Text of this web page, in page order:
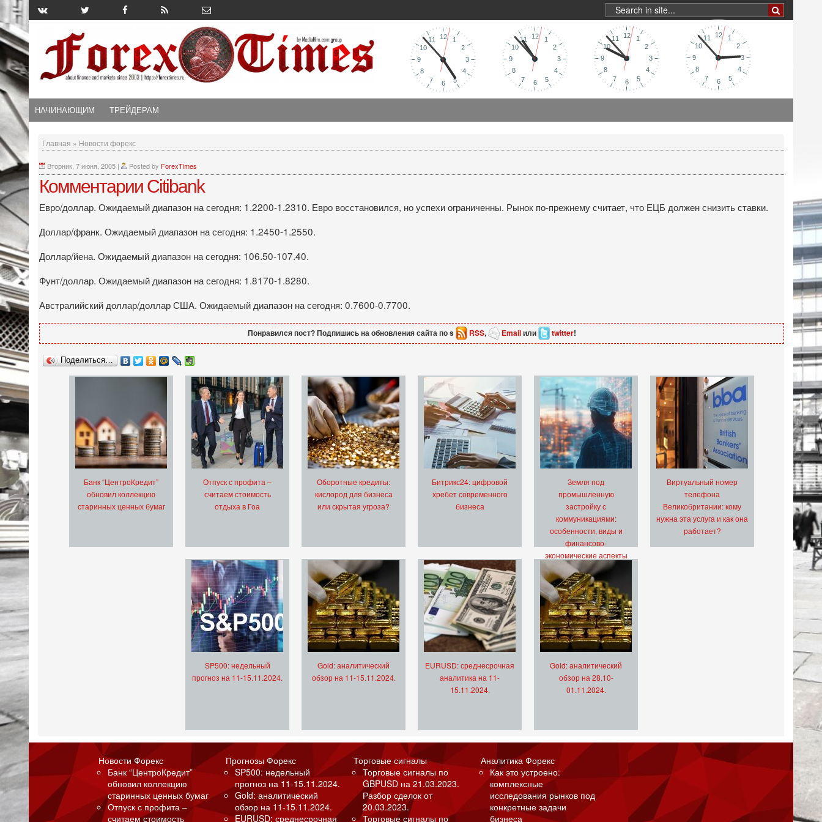
НАЧИНАЮЩИМ ТРЕЙДЕРАМ
Главная » Новости форекс
Вторник, 7 июня, 2005 | Posted by ForexTimes
Комментарии Citibank
Евро/доллар. Ожидаемый диапазон на сегодня: 1.2200-1.2310. Евро восстановился, но успехи ограниченны. Рынок по-прежнему считает, что ЕЦБ должен снизить ставки.
Доллар/франк. Ожидаемый диапазон на сегодня: 1.2450-1.2550.
Доллар/йена. Ожидаемый диапазон на сегодня: 106.50-107.40.
Фунт/доллар. Ожидаемый диапазон на сегодня: 1.8170-1.8280.
Австралийский доллар/доллар США. Ожидаемый диапазон на сегодня: 0.7600-0.7700.
Понравился пост? Подпишись на обновления сайта по s RSS, Emailили twitter!
Поделиться…
Банк “ЦентроКредит”
обновил коллекцию
старинных ценных бумаг
Отпуск с профита –
считаем стоимость
отдыха в Гоа
Оборотные кредиты:
кислород для бизнеса
или скрытая угроза?
Битрикс24: цифровой
хребет современного
бизнеса
Земля под
промышленную
застройку с
коммуникациями:
особенности, виды и
финансово-
экономические аспекты
Виртуальный номер
телефона
Великобритании: кому
нужна эта услуга и как она
работает?
SP500: недельный
прогноз на 11-15.11.2024.
Gold: аналитический
обзор на 11-15.11.2024.
EURUSD: среднесрочная
аналитика на 11-
15.11.2024.
Gold: аналитический
обзор на 28.10-
01.11.2024.
Новости Форекс
Банк “ЦентроКредит”
обновил коллекцию
старинных ценных бумаг
Отпуск с профита –
считаем стоимость
Прогнозы Форекс
SP500: недельный
прогноз на 11-15.11.2024.
Gold: аналитический
обзор на 11-15.11.2024.
EURUSD: среднесрочная
Торговые сигналы
Торговые сигналы по
GBPUSD на 21.03.2023.
Разбор сделок от
20.03.2023.
Торговые сигналы по
Аналитика Форекс
Как это устроено:
комплексные
исследования рынков под
конкретные задачи
бизнеса